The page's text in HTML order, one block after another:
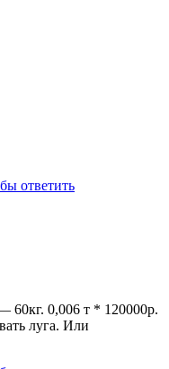
ответить
60кг. 0,006 т * 120000р.
луга. Или